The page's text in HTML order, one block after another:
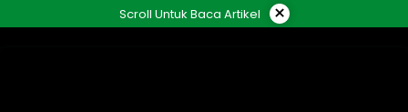
ke
Scroll Untuk Baca Artikel ×